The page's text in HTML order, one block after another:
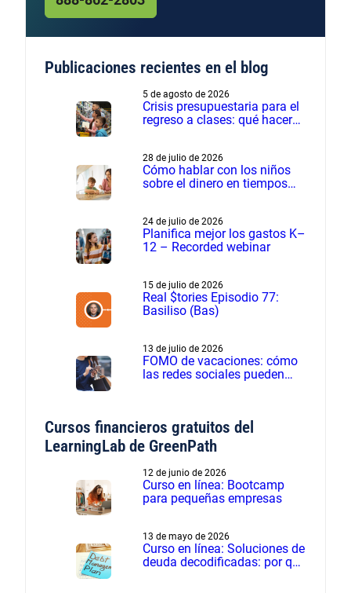
Publicaciones recientes en el blog
5 de agosto de 2026
Crisis presupuestaria para el
regreso a clases: qué hacer
28 de julio de 2026
Cómo hablar con los niños
sobre el dinero en tiempos
24 de julio de 2026
Planifica mejor los gastos K–
12 – Recorded webinar
15 de julio de 2026
Real $tories Episodio 77:
Basiliso (Bas)
13 de julio de 2026
FOMO de vacaciones: cómo
las redes sociales pueden
Cursos financieros gratuitos del
LearningLab de GreenPath
12 de junio de 2026
Curso en línea: Bootcamp
para pequeñas empresas
13 de mayo de 2026
Curso en línea: Soluciones de
deuda decodificadas: por qué